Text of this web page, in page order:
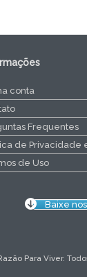
conta
Frequentes
de Privacidade
de Uso
Baixe
Para Viver.